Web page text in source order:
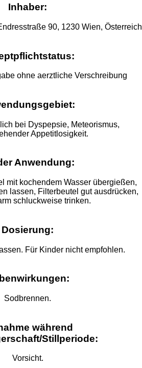
Inhaber:
90, 1230 Wien, Österreich
ohne aerztliche Verschreibung
bei Dyspepsie, Meteorismus,
Appetitlosigkeit.
Anwendung:
mit kochendem Wasser übergießen,
lassen, Filterbeutel gut ausdrücken,
schluckweise trinken.
Dosierung:
Für Kinder nicht empfohlen.
Sodbrennen.
während
Stillperiode:
Vorsicht.